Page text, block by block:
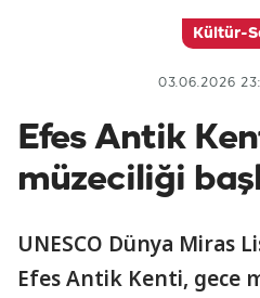
Kültür-
03.06.2026
Efes Antik
müzeciliği
UNESCO Dünya Miras
Efes Antik Kenti, gece